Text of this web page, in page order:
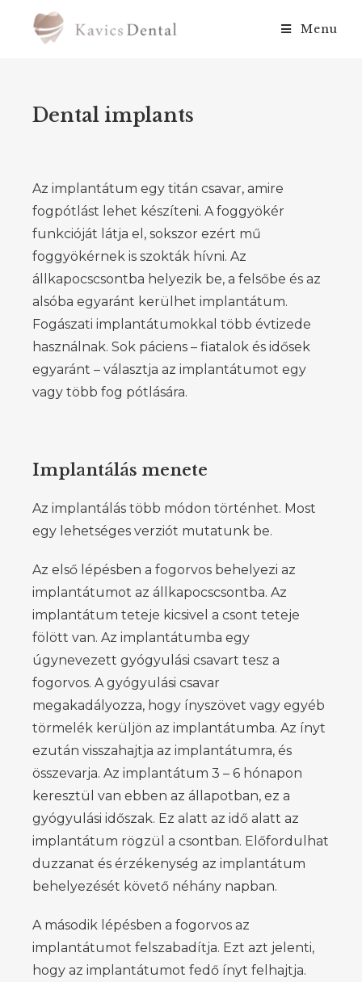
Menu
Dental implants
Az implantátum egy titán csavar, amire
fogpótlást lehet készíteni. A foggyökér
funkcióját látja el, sokszor ezért mű
foggyökérnek is szokták hívni. Az
állkapocscsontba helyezik be, a felsőbe és az
alsóba egyaránt kerülhet implantátum.
Fogászati implantátumokkal több évtizede
használnak. Sok páciens – fiatalok és idősek
egyaránt – választja az implantátumot egy
vagy több fog pótlására.
Implantálás menete
Az implantálás több módon történhet. Most
egy lehetséges verziót mutatunk be.
Az első lépésben a fogorvos behelyezi az
implantátumot az állkapocscsontba. Az
implantátum teteje kicsivel a csont teteje
fölött van. Az implantátumba egy
úgynevezett gyógyulási csavart tesz a
fogorvos. A gyógyulási csavar
megakadályozza, hogy ínyszövet vagy egyéb
törmelék kerüljön az implantátumba. Az ínyt
ezután visszahajtja az implantátumra, és
összevarja. Az implantátum 3 – 6 hónapon
keresztül van ebben az állapotban, ez a
gyógyulási időszak. Ez alatt az idő alatt az
implantátum rögzül a csontban. Előfordulhat
duzzanat és érzékenység az implantátum
behelyezését követő néhány napban.
A második lépésben a fogorvos az
implantátumot felszabadítja. Ezt azt jelenti,
hogy az implantátumot fedő ínyt felhajtja.